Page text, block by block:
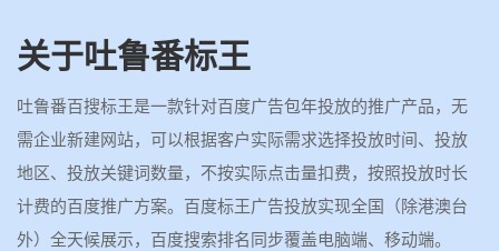
关于吐鲁番标王
吐鲁番百搜标王是一款针对百度广告包年投放的推广产品，无
需企业新建网站，可以根据客户实际需求选择投放时间、投放
地区、投放关键词数量，不按实际点击量扣费，按照投放时长
计费的百度推广方案。百度标王广告投放实现全国（除港澳台
外）全天候展示，百度搜索排名同步覆盖电脑端、移动端。